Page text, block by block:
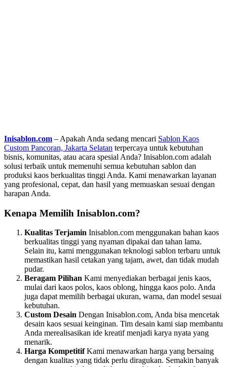
Inisablon.com – Apakah Anda sedang mencari Sablon Kaos
Custom Pancoran, Jakarta Selatan terpercaya untuk kebutuhan
bisnis, komunitas, atau acara spesial Anda? Inisablon.com adalah
solusi terbaik untuk memenuhi semua kebutuhan sablon dan
produksi kaos berkualitas tinggi Anda. Kami menawarkan layanan
yang profesional, cepat, dan hasil yang memuaskan sesuai dengan
harapan Anda.
Kenapa Memilih Inisablon.com?
Kualitas Terjamin Inisablon.com menggunakan bahan kaos
berkualitas tinggi yang nyaman dipakai dan tahan lama.
Selain itu, kami menggunakan teknologi sablon terbaru untuk
memastikan hasil cetakan yang tajam, awet, dan tidak mudah
pudar.
Beragam Pilihan Kami menyediakan berbagai jenis kaos,
mulai dari kaos polos, kaos oblong, hingga kaos polo. Anda
juga dapat memilih berbagai ukuran, warna, dan model sesuai
kebutuhan.
Custom Desain Dengan Inisablon.com, Anda bisa mencetak
desain kaos sesuai keinginan. Tim desain kami siap membantu
Anda merealisasikan ide kreatif menjadi karya nyata yang
menarik.
Harga KompetitifKami menawarkan harga yang bersaing
dengan kualitas yang tidak perlu diragukan. Semakin banyak